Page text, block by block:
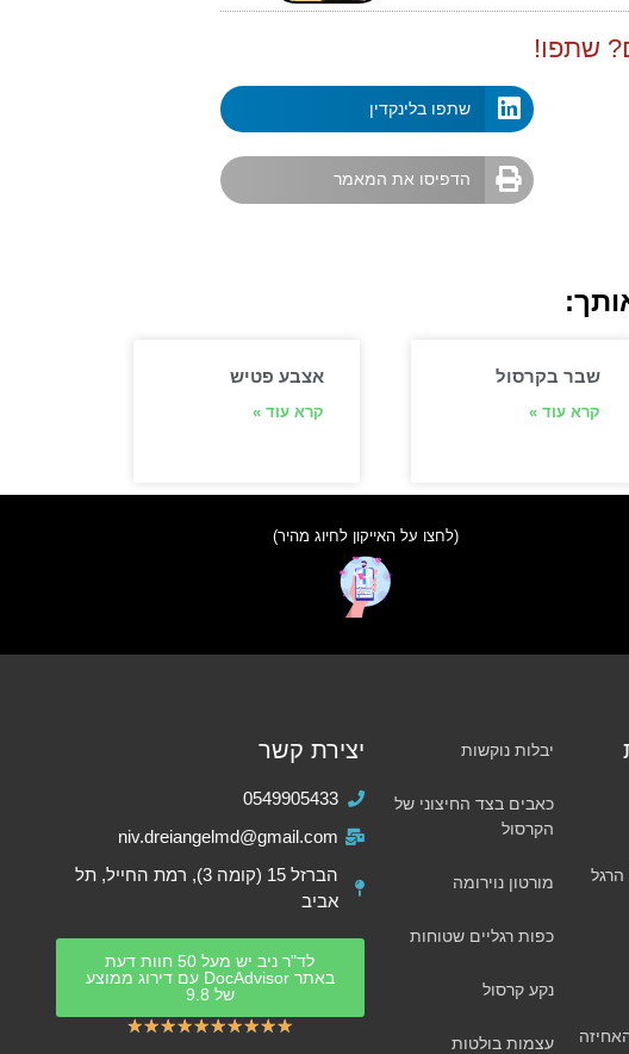
שתפו!
שתפו בלינקדין
הדפיסו את המאמר
שבר בקרסול
קרא עוד »
אצבע פטיש
קרא עוד »
(לחצו על האייקון לחיוג מהיר)
הרגל
יבלות נוקשות
כאבים בצד החיצוני של
הקרסול
מורטון נוירומה
כפות רגליים שטוחות
נקע קרסול
עצמות בולטות
יצירת קשר
0549905433
niv.dreiangelmd@gmail.com
הברזל 15 (קומה 3), רמת החייל, תל
אביב
לד"ר ניב יש מעל 50 חוות דעת
באתר DocAdvisor עם דירוג ממוצע
של 9.8
★
★
★
★
★
★
★
★
★
★